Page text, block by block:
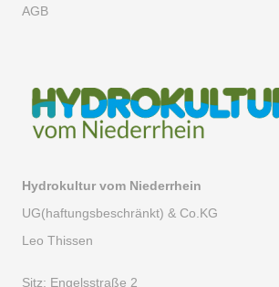
AGB
Hydrokultur vom Niederrhein
UG(haftungsbeschränkt) & Co.KG
Leo Thissen
Sitz: Engelsstraße 2